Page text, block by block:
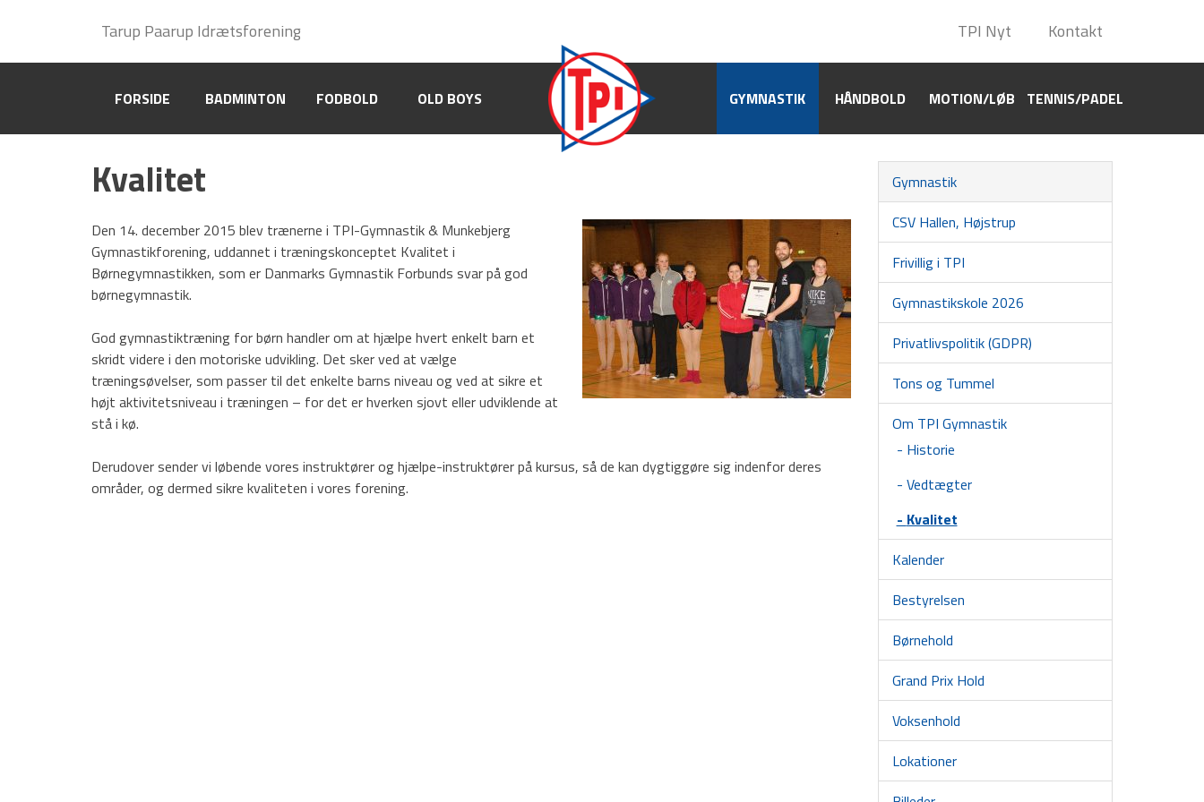
Tarup Paarup Idrætsforening TPI Nyt Kontakt
FORSIDE BADMINTON FODBOLD OLD BOYS GYMNASTIK HÅNDBOLD MOTION/LØB TENNIS/PADEL
CSV Hallen, Højstrup
Tons og Tummel
Om TPI Gymnastik
Vedtægter
Bestyrelsen
Grand Prix Hold
Tarup Paarup Idrætsforening TPI Nyt Kontakt
FORSIDE BADMINTON FODBOLD OLD BOYS GYMNASTIK HÅNDBOLD MOTION/LØB TENNIS/PADEL
Kvalitet
Den 14. december 2015 blev trænerne i TPI-Gymnastik & Munkebjerg
Gymnastikforening, uddannet i træningskonceptet Kvalitet i
Børnegymnastikken, som er Danmarks Gymnastik Forbunds svar på god
børnegymnastik.
God gymnastiktræning for børn handler om at hjælpe hvert enkelt barn et
skridt videre i den motoriske udvikling. Det sker ved at vælge
træningsøvelser, som passer til det enkelte barns niveau og ved at sikre et
højt aktivitetsniveau i træningen – for det er hverken sjovt eller udviklende at
stå i kø.
Derudover sender vi løbende vores instruktører og hjælpe-instruktører på kursus, så de kan dygtiggøre sig indenfor deres
områder, og dermed sikre kvaliteten i vores forening.
Gymnastik
CSV Hallen, Højstrup
Frivillig i TPI
Gymnastikskole 2026
Privatlivspolitik (GDPR)
Tons og Tummel
Om TPI Gymnastik
Historie
Vedtægter
Kvalitet
Kalender
Bestyrelsen
Børnehold
Grand Prix Hold
Voksenhold
Lokationer